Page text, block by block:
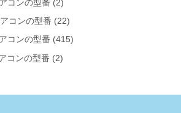
コンの型番 (2)
コンの型番 (22)
コンの型番 (415)
コンの型番 (2)